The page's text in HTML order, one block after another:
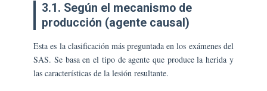
3.1. Según el mecanismo de
producción (agente causal)
Esta es la clasificación más preguntada en los exámenes del
SAS. Se basa en el tipo de agente que produce la herida y
las características de la lesión resultante.